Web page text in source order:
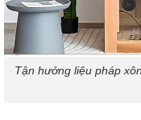
Tận hưởng liệu pháp